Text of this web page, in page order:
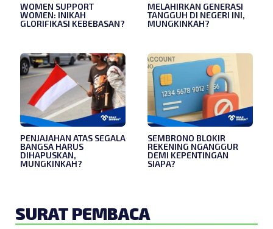
WOMEN SUPPORT
WOMEN: INIKAH
GLORIFIKASI KEBEBASAN?
MELAHIRKAN GENERASI
TANGGUH DI NEGERI INI,
MUNGKINKAH?
PENJAJAHAN ATAS SEGALA
BANGSA HARUS
DIHAPUSKAN,
MUNGKINKAH?
SEMBRONO BLOKIR
REKENING NGANGGUR
DEMI KEPENTINGAN
SIAPA?
SURAT PEMBACA